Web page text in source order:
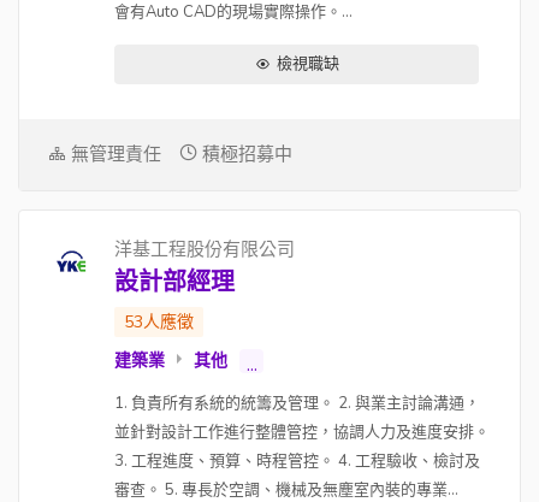
會有Auto CAD的現場實際操作。...
檢視職缺
無管理責任 積極招募中
洋基工程股份有限公司
設計部經理
53人應徵
建築業
其他 ...
1. 負責所有系統的統籌及管理。 2. 與業主討論溝通，
並針對設計工作進行整體管控，協調人力及進度安排。
3. 工程進度、預算、時程管控。 4. 工程驗收、檢討及
審查。 5. 專長於空調、機械及無塵室內裝的專業...